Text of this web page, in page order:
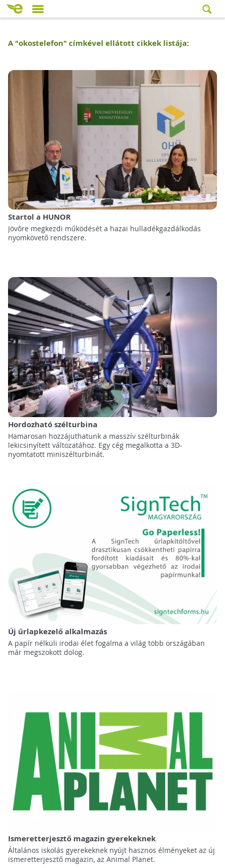
A "okostelefon" címkével ellátott cikkek listája:
Startol a HUNOR
Jövőre megkezdi működését a hazai hulladékgazdálkodás
nyomkövető rendszere.
Hordozható szélturbina
Hamarosan hozzájuthatunk a masszív szélturbinák
lekicsinyített változatához. Egy cég megalkotta a 3D-
nyomtatott miniszélturbinát.
Új űrlapkezelő alkalmazás
A papír nélküli irodai élet fogalma a világ több országában
már megszokott dolog.
Ismeretterjesztő magazin gyerekeknek
Általános iskolás gyerekeknek nyújt hasznos élményeket az új
ismeretterjesztő magazin, az Animal Planet.